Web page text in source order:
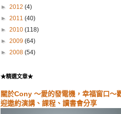
► 2012 (4)
► 2011 (40)
► 2010 (118)
► 2009 (64)
► 2008 (54)
★精選文章★
關於Cony ～愛的發電機，幸福窗口～
迎邀約演講、課程、讀書會分享